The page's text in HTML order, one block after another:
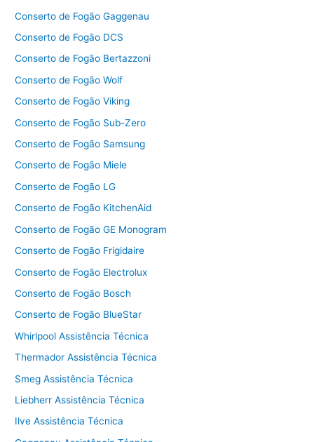
Conserto de Fogão Gaggenau
Conserto de Fogão DCS
Conserto de Fogão Bertazzoni
Conserto de Fogão Wolf
Conserto de Fogão Viking
Conserto de Fogão Sub-Zero
Conserto de Fogão Samsung
Conserto de Fogão Miele
Conserto de Fogão LG
Conserto de Fogão KitchenAid
Conserto de Fogão GE Monogram
Conserto de Fogão Frigidaire
Conserto de Fogão Electrolux
Conserto de Fogão Bosch
Conserto de Fogão BlueStar
Whirlpool Assistência Técnica
Thermador Assistência Técnica
Smeg Assistência Técnica
Liebherr Assistência Técnica
Ilve Assistência Técnica